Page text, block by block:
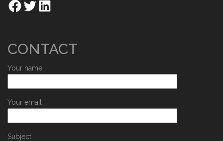
CONTACT
Your name
Your email
Subject